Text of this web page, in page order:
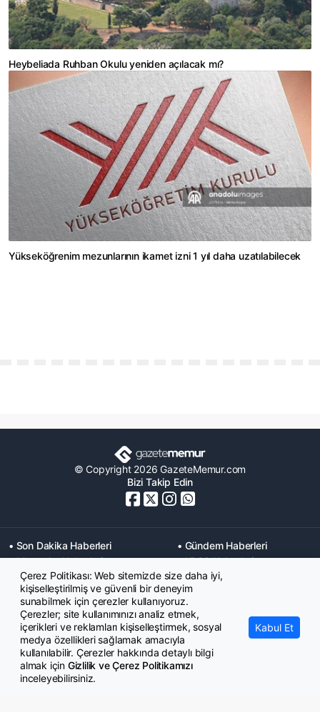
Heybeliada Ruhban Okulu yeniden açılacak mı?
Yükseköğrenim mezunlarının ikamet izni 1 yıl daha uzatılabilecek
© Copyright 2026 GazeteMemur.com
Bizi Takip Edin
• Son Dakika Haberleri
• Gündem Haberleri
• Memurlar Haberleri
• KPSS Haberleri
• Ekonomi Haberleri
• Eğitim Haberleri
• Yaşam Haberleri
• Maaş Verileri Haberleri
• Mahkeme Kararları
Haberleri
Çerez Politikası: Web sitemizde size daha iyi,
kişiselleştirilmiş ve güvenli bir deneyim
sunabilmek için çerezler kullanıyoruz.
Çerezler; site kullanımınızı analiz etmek,
içerikleri ve reklamları kişiselleştirmek, sosyal
medya özellikleri sağlamak amacıyla
kullanılabilir. Çerezler hakkında detaylı bilgi
almak için Gizlilik ve Çerez Politikamızı
inceleyebilirsiniz.
Kabul Et